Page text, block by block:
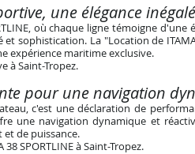
une élégance
où chaque ligne témoigne d'une
sophistication. La "Location de ITAMA
expérience maritime exclusive.
à Saint-Tropez.
pour une navigation
c'est une déclaration de
une navigation dynamique et
de puissance.
SPORTLINE à Saint-Tropez.